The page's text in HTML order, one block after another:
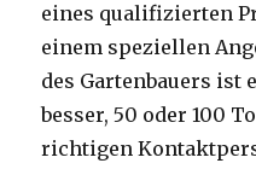
eines qualifizierten
einem speziellen
des Gartenbauers ist
besser, 50 oder 100
richtigen